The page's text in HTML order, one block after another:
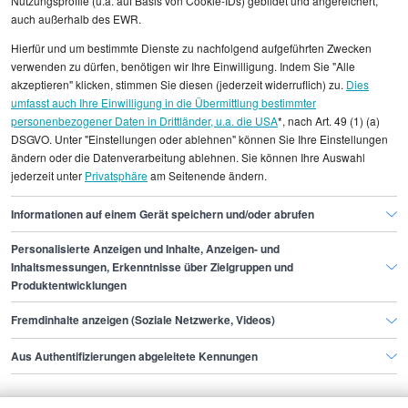
statistischen Erhebungen durch StepStone. Es sind
Durchschnittswerte und die Angaben können nicht
einzelnen Stellenangeboten zugeordnet werden.
Gehaltsinformationen IT
Testspezialist/in
Testspezialist/in Bielefeld
Finde den Job,
der zu dir passt.
Bewerbende
auch außerhalb des EWR.
Hierfür und um bestimmte Dienste zu nachfolgend aufgeführten Zwecken
verwenden zu dürfen, benötigen wir Ihre Einwilligung. Indem Sie "Alle
akzeptieren" klicken, stimmen Sie diesen (jederzeit widerruflich) zu. Dies
umfasst auch Ihre Einwilligung in die Übermittlung bestimmter
personenbezogener Daten in Drittländer, u.a. die USA*, nach Art. 49 (1) (a)
DSGVO. Unter "Einstellungen oder ablehnen" können Sie Ihre Einstellungen
ändern oder die Datenverarbeitung ablehnen. Sie können Ihre Auswahl
jederzeit unter Privatsphäream Seitenende ändern.
Informationen auf einem Gerät speichern und/oder abrufen
Personalisierte Anzeigen und Inhalte, Anzeigen- und
Inhaltsmessungen, Erkenntnisse über Zielgruppen und
Produktentwicklungen
Fremdinhalte anzeigen (Soziale Netzwerke, Videos)
Aus Authentifizierungen abgeleitete Kennungen